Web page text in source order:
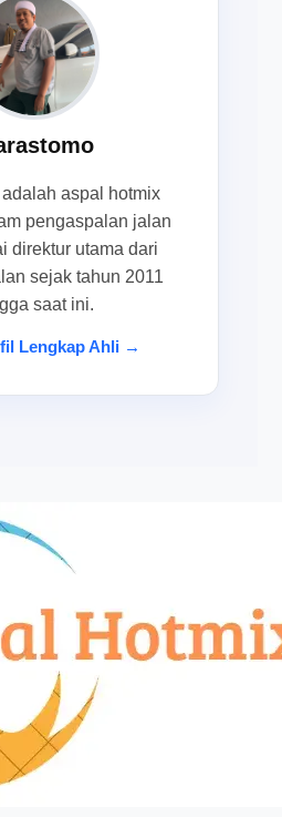
aspal hotmix
pengaspalan jalan
direktur utama dari
sejak tahun 2011
saat ini.
Lengkap Ahli →